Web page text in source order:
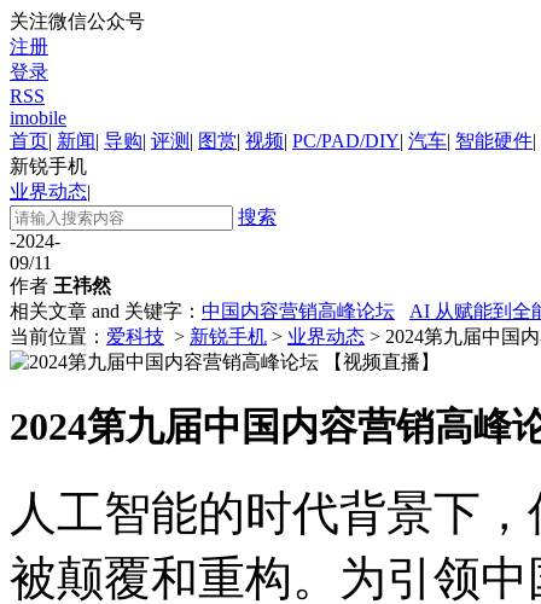
关注微信公众号
注册
登录
RSS
imobile
首页| 新闻| 导购| 评测 | 图赏| 视频| PC/PAD/DIY| 汽车| 智能硬件|
新锐手机
业界动态|
搜索
-2024-
09/11
作者 王祎然
相关文章 and 关键字： 中国内容营销高峰论坛
AI 从赋能到全
当前位置： 爱科技 > 新锐手机 > 业界动态 > 2024第九届中国
2024第九届中国内容营销高峰
人工智能的时代背景下
被颠覆和重构。为引领